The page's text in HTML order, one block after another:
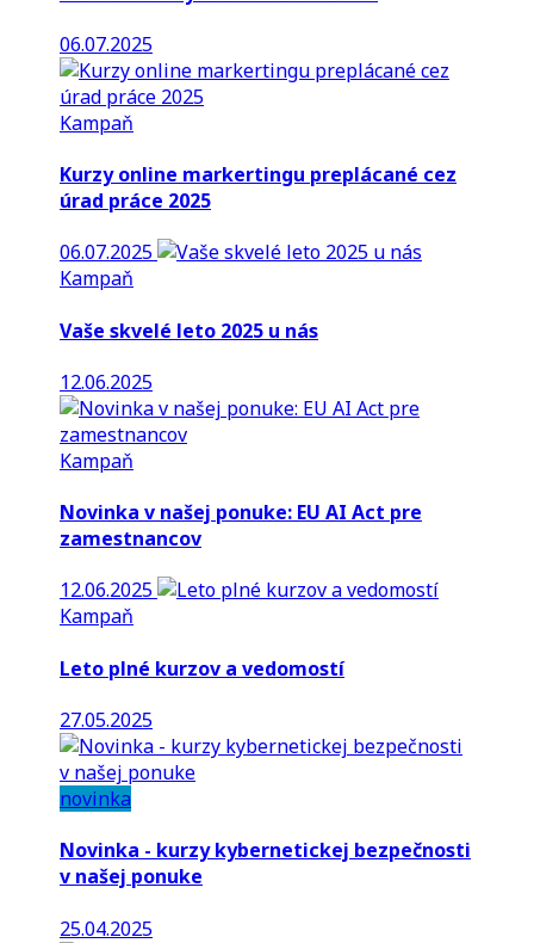
06.07.2025
Kampaň
Kurzy online markertingu preplácané cez
úrad práce 2025
06.07.2025
Kampaň
Vaše skvelé leto 2025 u nás
12.06.2025
Kampaň
Novinka v našej ponuke: EU AI Act pre
zamestnancov
12.06.2025
Kampaň
Leto plné kurzov a vedomostí
27.05.2025
novinka
Novinka - kurzy kybernetickej bezpečnosti
v našej ponuke
25.04.2025